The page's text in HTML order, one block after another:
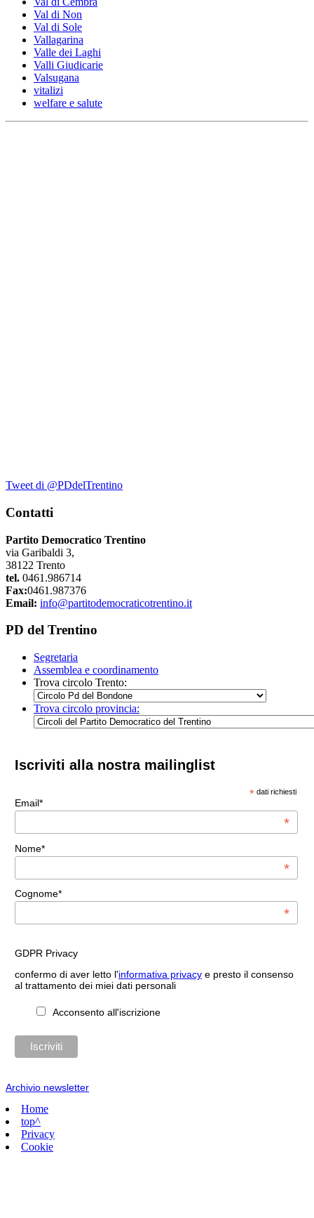
Val di Non
Val di Sole
Vallagarina
Valle dei Laghi
Valli Giudicarie
Valsugana
vitalizi
welfare e salute
Tweet di @PDdelTrentino
Contatti
Partito Democratico Trentino
via Garibaldi 3,
38122 Trento
tel. 0461.986714
Fax:0461.987376
Email: info@partitodemocraticotrentino.it
PD del Trentino
Segretaria
Assemblea e coordinamento
Trova circolo Trento:
Trova circolo provincia:
Iscriviti alla nostra mailinglist
* dati richiesti
Email*
*
Nome*
*
Cognome*
*
GDPR Privacy
confermo di aver letto l'informativa privacye presto il consenso
al trattamento dei miei dati personali
Acconsento all'iscrizione
Archivio newsletter
Home
top^
Privacy
Cookie